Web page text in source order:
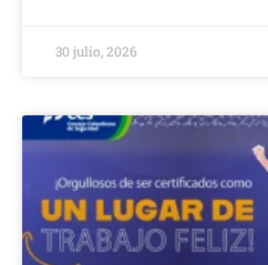
30 julio, 2026